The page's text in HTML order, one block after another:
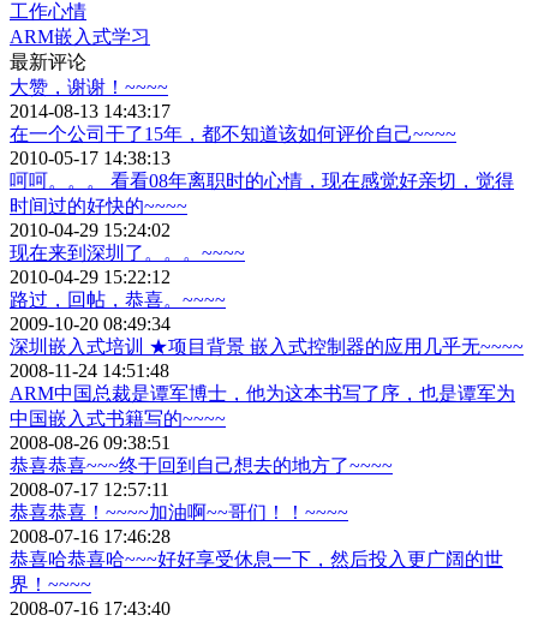
工作心情
ARM嵌入式学习
最新评论
大赞，谢谢！~~~~
2014-08-13 14:43:17
在一个公司干了15年，都不知道该如何评价自己~~~~
2010-05-17 14:38:13
呵呵。。。 看看08年离职时的心情，现在感觉好亲切，觉得
时间过的好快的~~~~
2010-04-29 15:24:02
现在来到深圳了。。。~~~~
2010-04-29 15:22:12
路过，回帖，恭喜。~~~~
2009-10-20 08:49:34
深圳嵌入式培训 ★项目背景 嵌入式控制器的应用几乎无~~~~
2008-11-24 14:51:48
ARM中国总裁是谭军博士，他为这本书写了序，也是谭军为
中国嵌入式书籍写的~~~~
2008-08-26 09:38:51
恭喜恭喜~~~终于回到自己想去的地方了~~~~
2008-07-17 12:57:11
恭喜恭喜！~~~~加油啊~~哥们！！~~~~
2008-07-16 17:46:28
恭喜哈恭喜哈~~~好好享受休息一下，然后投入更广阔的世
界！~~~~
2008-07-16 17:43:40